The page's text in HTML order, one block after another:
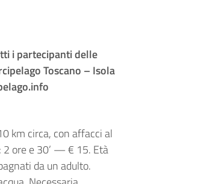
i partecipanti delle
Toscano – Isola
km circa, con affacci al
2 ore e 30’ — € 15. Età
da un adulto.